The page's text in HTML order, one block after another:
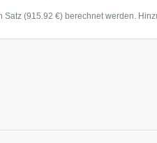
Satz (915.92 €) berechnet werden.